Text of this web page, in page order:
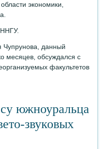
экономики,
Чупрунова, данный
месяцев, обсуждался с
факультетов
южноуральца
звуковых